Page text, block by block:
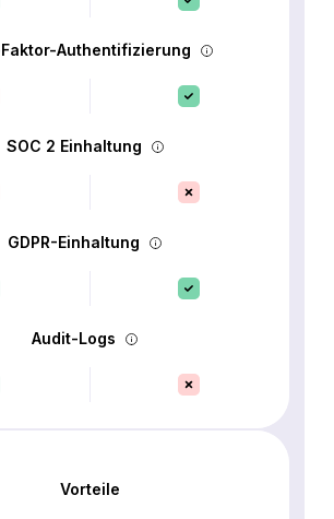
Authentifizierung
SOC 2 Einhaltung
GDPR-Einhaltung
Audit-Logs
Vorteile